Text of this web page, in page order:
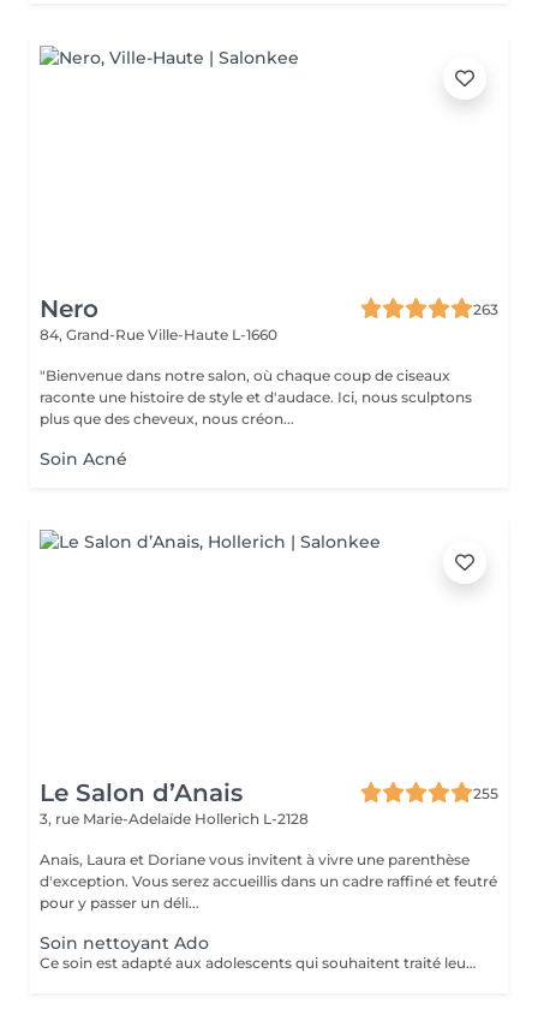
Nero
263
84, Grand-Rue Ville-Haute L-1660
"Bienvenue dans notre salon, où chaque coup de ciseaux
raconte une histoire de style et d'audace. Ici, nous sculptons
plus que des cheveux, nous créon...
Soin Acné
Le Salon d’Anais
255
3, rue Marie-Adelaïde Hollerich L-2128
Anais, Laura et Doriane vous invitent à vivre une parenthèse
d'exception. Vous serez accueillis dans un cadre raffiné et feutré
pour y passer un déli...
Soin nettoyant Ado
Ce soin est adapté aux adolescents qui souhaitent traité leurs acné ou avoir une peau plus lisse et lumineuse !